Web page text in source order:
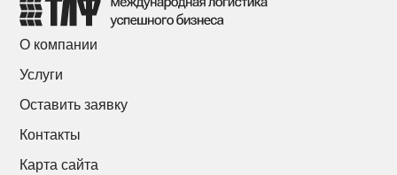
О компании
Услуги
Оставить заявку
Контакты
Карта сайта